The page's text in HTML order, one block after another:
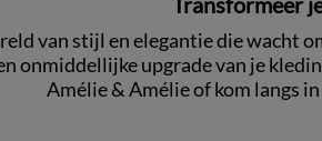
van stijl en elegantie die wacht
onmiddellijke upgrade van je
Amélie & Amélie of kom langs